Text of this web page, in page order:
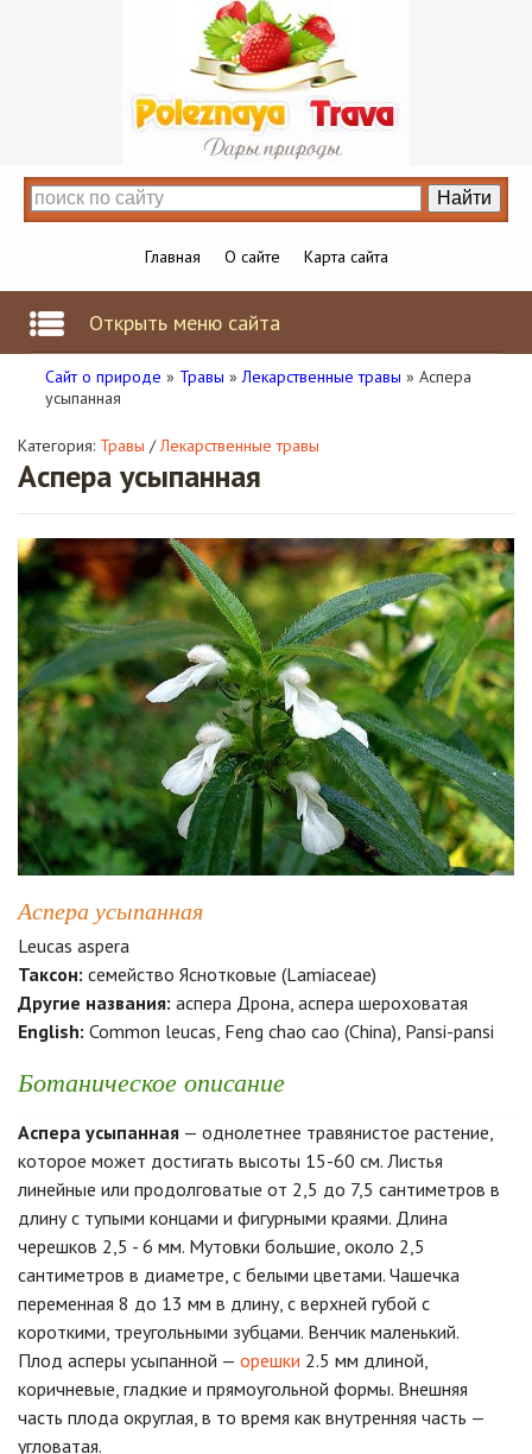
Главная О сайте Карта сайта
Открыть меню сайта
Сайт о природе » Травы »Лекарственные травы » Аспера
усыпанная
Категория: Травы /Лекарственные травы
Аспера усыпанная
Аспера усыпанная
Leucas aspera
Таксон: семейство Яснотковые (Lamiaceae)
Другие названия: аспера Дрона, аспера шероховатая
English: Common leucas, Feng chao cao (China), Pansi-pansi
Ботаническое описание
Аспера усыпанная — однолетнее травянистое растение,
которое может достигать высоты 15-60 см. Листья
линейные или продолговатые от 2,5 до 7,5 сантиметров в
длину с тупыми концами и фигурными краями. Длина
черешков 2,5 - 6 мм. Мутовки большие, около 2,5
сантиметров в диаметре, с белыми цветами. Чашечка
переменная 8 до 13 мм в длину, с верхней губой с
короткими, треугольными зубцами. Венчик маленький.
Плод асперы усыпанной — орешки 2.5 мм длиной,
коричневые, гладкие и прямоугольной формы. Внешняя
часть плода округлая, в то время как внутренняя часть —
угловатая.